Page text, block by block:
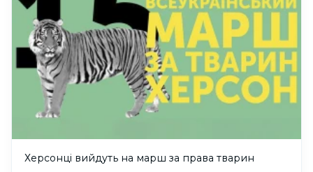
Херсонці вийдуть на марш за права тварин